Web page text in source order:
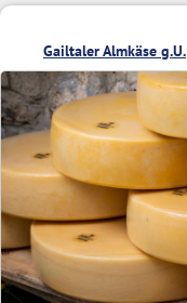
Gailtaler Almkäse g.U.